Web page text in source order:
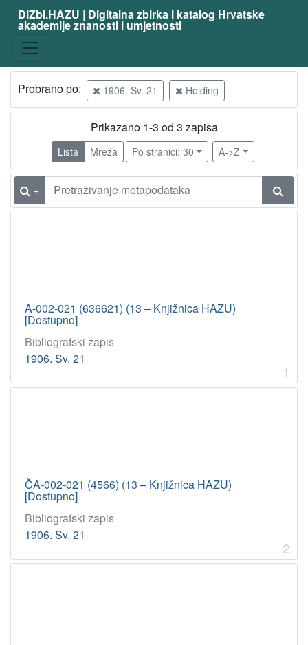
DiZbi.HAZU | Digitalna zbirka i katalog Hrvatske
akademije znanosti i umjetnosti
Probrano po: 1906. Sv. 21 Holding
Prikazano 1-3 od 3 zapisa
Lista Mreža Po stranici: 30 A->Z
+
A-002-021 (636621) (13 – Knjižnica HAZU)
[Dostupno]
Bibliografski zapis
1906. Sv. 21
1
ČA-002-021 (4566) (13 – Knjižnica HAZU)
[Dostupno]
Bibliografski zapis
1906. Sv. 21
2